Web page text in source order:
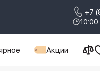
+7
10:00
Акции